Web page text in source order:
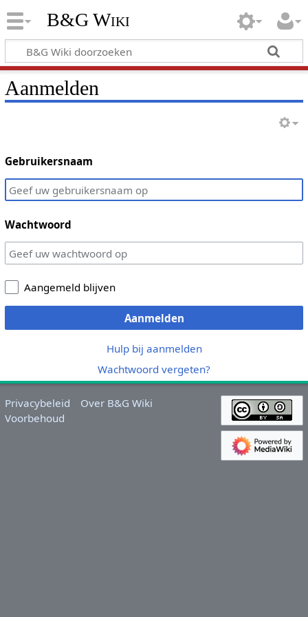
B&G Wiki
Aanmelden
Gebruikersnaam
Wachtwoord
Aangemeld blijven
Aanmelden
Hulp bij aanmelden
Wachtwoord vergeten?
Privacybeleid
Over B&G Wiki
Voorbehoud